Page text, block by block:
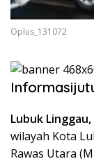
Oplus_131072
Lubuk
wilayah Kota
Rawas Utara